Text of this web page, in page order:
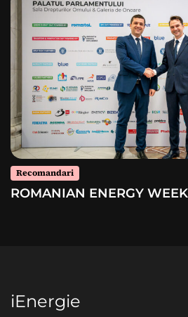
Recomandari
ROMANIAN ENERGY
iEnergie